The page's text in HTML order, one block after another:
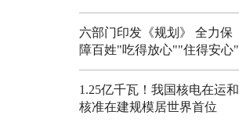
六部门印发《规划》 全力保
障百姓"吃得放心""住得安心"
1.25亿千瓦！我国核电在运和
核准在建规模居世界首位